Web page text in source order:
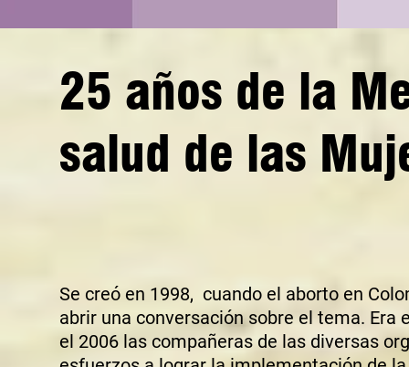
25 años de la
salud de las
Se creó en 1998, cuando el aborto en
abrir una conversación sobre el tema.
el 2006 las compañeras de las diversas